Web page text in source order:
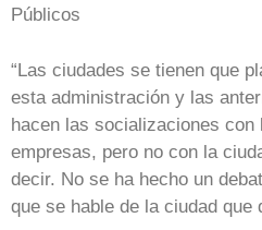
Públicos
“Las ciudades se tienen que
esta administración y las
hacen las socializaciones
empresas, pero no con la
decir. No se ha hecho un
que se hable de la ciudad que